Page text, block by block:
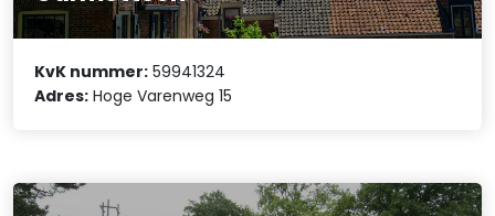
KvK nummer: 59941324
Adres: Hoge Varenweg 15